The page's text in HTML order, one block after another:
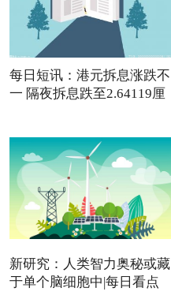
每日短讯：港元拆息涨跌不
一 隔夜拆息跌至2.64119厘
新研究：人类智力奥秘或藏
于单个脑细胞中|每日看点